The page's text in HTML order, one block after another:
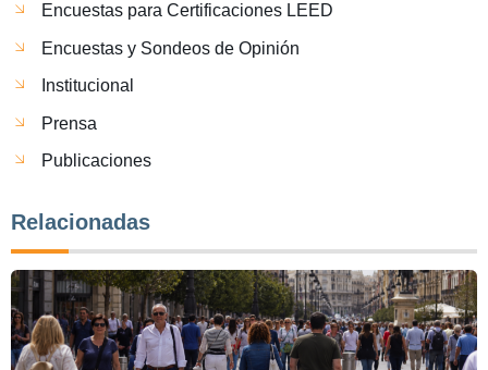
Encuestas para Certificaciones LEED
Encuestas y Sondeos de Opinión
Institucional
Prensa
Publicaciones
Relacionadas